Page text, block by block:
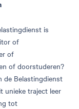
is
of
of
of doorstuderen?
de Belastingdienst
unieke traject leer
tot